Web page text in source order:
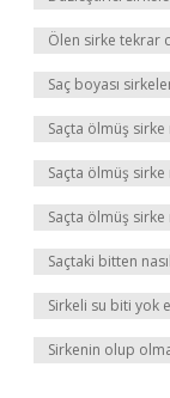
Ölen sirke tekrar
Saç boyası
Saçta ölmüş sirke
Saçta ölmüş
Saçta ölmüş
Saçtaki bitten
Sirkeli su biti yok
Sirkenin olup